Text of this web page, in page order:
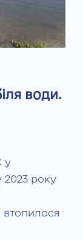
води.
у
2023 року
втопилося